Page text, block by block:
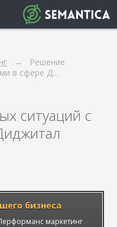
Решение
в сфере Д…
ситуаций с
бизнеса
маркетинг